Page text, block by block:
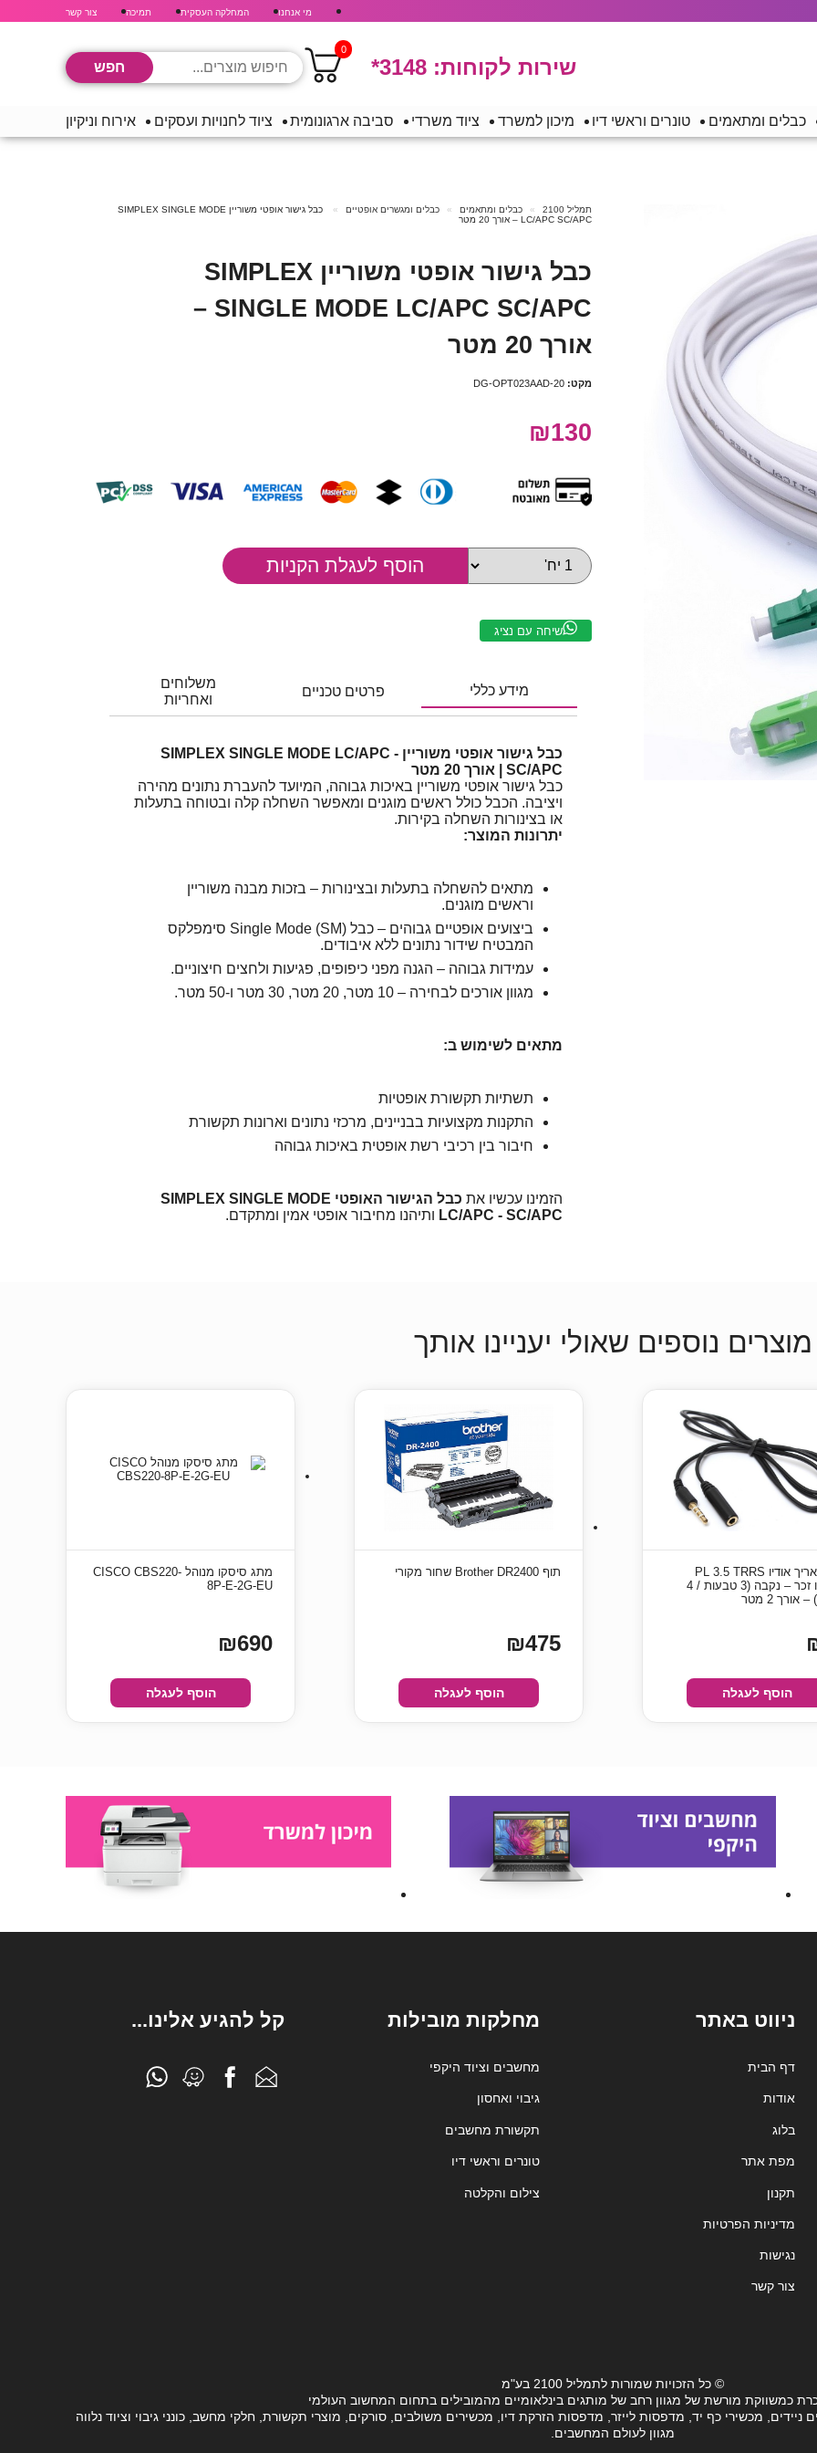
מי אנחנו המחלקה העסקית תמיכה צור קשר
שירות לקוחות: *3148
0
כבלים ומתאמים טונרים וראשי דיו מיכון למשרד ציוד משרדי סביבה ארגונומית ציוד לחנויות ועסקים אירוח וניקיון
תמליל 2100 כבלים ומתאמים כבלים ומגשרים אופטיים
כבל גישור אופטי משוריין SIMPLEX SINGLE MODE
LC/APC SC/APC – אורך 20 מטר
כבל גישור אופטי משוריין SIMPLEX
SINGLE MODE LC/APC SC/APC –
אורך 20 מטר
מקט: DG-OPT023AAD-20
₪130
שיחה עם נציג
מידע כללי פרטים טכניים
משלוחים
ואחריות
כבל גישור אופטי משוריין SIMPLEX SINGLE MODE LC/APC -
SC/APC | אורך 20 מטר
כבל גישור אופטי משוריין באיכות גבוהה, המיועד להעברת נתונים מהירה
ויציבה. הכבל כולל ראשים מוגנים ומאפשר השחלה קלה ובטוחה בתעלות
או בצינורות השחלה בקירות.
יתרונות המוצר:
מתאים להשחלה בתעלות ובצינורות – בזכות מבנה משוריין
וראשים מוגנים.
ביצועים אופטיים גבוהים – כבל Single Mode (SM) סימפלקס
המבטיח שידור נתונים ללא איבודים.
עמידות גבוהה – הגנה מפני כיפופים, פגיעות ולחצים חיצוניים.
מגוון אורכים לבחירה – 10 מטר, 20 מטר, 30 מטר ו-50 מטר.
מתאים לשימוש ב:
תשתיות תקשורת אופטיות
התקנות מקצועיות בבניינים, מרכזי נתונים וארונות תקשורת
חיבור בין רכיבי רשת אופטית באיכות גבוהה
הזמינו עכשיו את
כבל הגישור האופטי SIMPLEX SINGLE MODE
LC/APC - SC/APC ותיהנו מחיבור אופטי אמין ומתקדם.
מוצרים נוספים שאולי יעניינו אותך
כבל מאריך אודיו PL 3.5 TRRS
סטריאו זכר – נקבה (3 טבעות / 4
2 מטר
הוסף לעגלה
תוף Brother DR2400 שחור מקורי
₪475
הוסף לעגלה
מתג סיסקו מנוהל CISCO CBS220-
8P-E-2G-EU
₪690
הוסף לעגלה
ניווט באתר
דף הבית
אודות
בלוג
מפת אתר
תקנון
מדיניות הפרטיות
נגישות
צור קשר
מחלקות מובילות
מחשבים וציוד היקפי
גיבוי ואחסון
תקשורת מחשבים
טונרים וראשי דיו
צילום והקלטה
קל להגיע אלינו...
© כל הזכויות שמורות לתמליל 2100 בע"מ
כמשווקת מורשת של מגוון רחב של מותגים בינלאומיים מהמובילים בתחום המחשוב העולמי
מכשירי כף יד, מדפסות לייזר, מדפסות הזרקת דיו, מכשירים משולבים, סורקים, מוצרי תקשורת, חלקי מחשב, כונני גיבוי וציוד נלווה
מגוון לעולם המחשבים.